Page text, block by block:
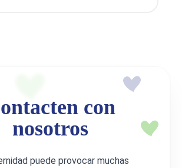
con
nosotros
puede provocar muchas